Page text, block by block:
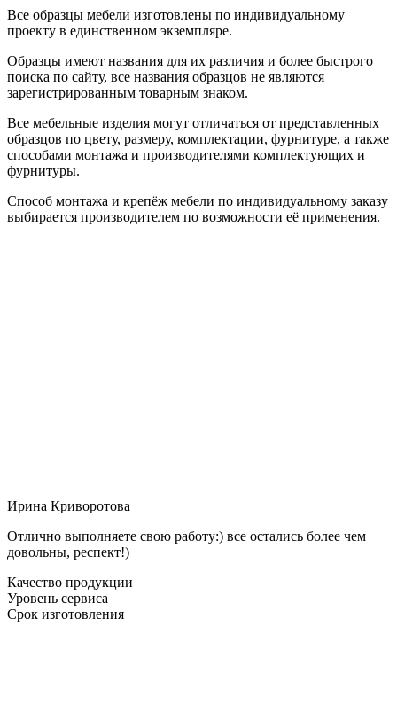
Все образцы мебели изготовлены по индивидуальному
проекту в единственном экземпляре.
Образцы имеют названия для их различия и более быстрого
поиска по сайту, все названия образцов не являются
зарегистрированным товарным знаком.
Все мебельные изделия могут отличаться от представленных
образцов по цвету, размеру, комплектации, фурнитуре, а также
способами монтажа и производителями комплектующих и
фурнитуры.
Способ монтажа и крепёж мебели по индивидуальному заказу
выбирается производителем по возможности её применения.
Ирина Криворотова
Отлично выполняете свою работу:) все остались более чем
довольны, респект!)
Качество продукции
Уровень сервиса
Срок изготовления